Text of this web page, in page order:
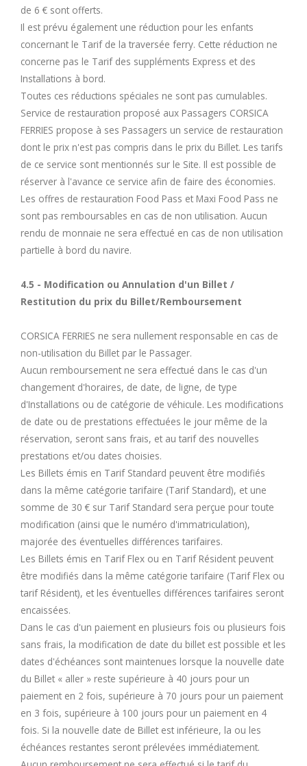
de 6 € sont offerts.
Il est prévu également une réduction pour les enfants
concernant le Tarif de la traversée ferry. Cette réduction ne
concerne pas le Tarif des suppléments Express et des
Installations à bord.
Toutes ces réductions spéciales ne sont pas cumulables.
Service de restauration proposé aux Passagers CORSICA
FERRIES propose à ses Passagers un service de restauration
dont le prix n'est pas compris dans le prix du Billet. Les tarifs
de ce service sont mentionnés sur le Site. Il est possible de
réserver à l'avance ce service afin de faire des économies.
Les offres de restauration Food Pass et Maxi Food Pass ne
sont pas remboursables en cas de non utilisation. Aucun
rendu de monnaie ne sera effectué en cas de non utilisation
partielle à bord du navire.
4.5 - Modification ou Annulation d'un Billet /
Restitution du prix du Billet/Remboursement
CORSICA FERRIES ne sera nullement responsable en cas de
non-utilisation du Billet par le Passager.
Aucun remboursement ne sera effectué dans le cas d'un
changement d'horaires, de date, de ligne, de type
d'Installations ou de catégorie de véhicule. Les modifications
de date ou de prestations effectuées le jour même de la
réservation, seront sans frais, et au tarif des nouvelles
prestations et/ou dates choisies.
Les Billets émis en Tarif Standard peuvent être modifiés
dans la même catégorie tarifaire (Tarif Standard), et une
somme de 30 € sur Tarif Standard sera perçue pour toute
modification (ainsi que le numéro d'immatriculation),
majorée des éventuelles différences tarifaires.
Les Billets émis en Tarif Flex ou en Tarif Résident peuvent
être modifiés dans la même catégorie tarifaire (Tarif Flex ou
tarif Résident), et les éventuelles différences tarifaires seront
encaissées.
Dans le cas d'un paiement en plusieurs fois ou plusieurs fois
sans frais, la modification de date du billet est possible et les
dates d'échéances sont maintenues lorsque la nouvelle date
du Billet « aller » reste supérieure à 40 jours pour un
paiement en 2 fois, supérieure à 70 jours pour un paiement
en 3 fois, supérieure à 100 jours pour un paiement en 4
fois. Si la nouvelle date de Billet est inférieure, la ou les
échéances restantes seront prélevées immédiatement.